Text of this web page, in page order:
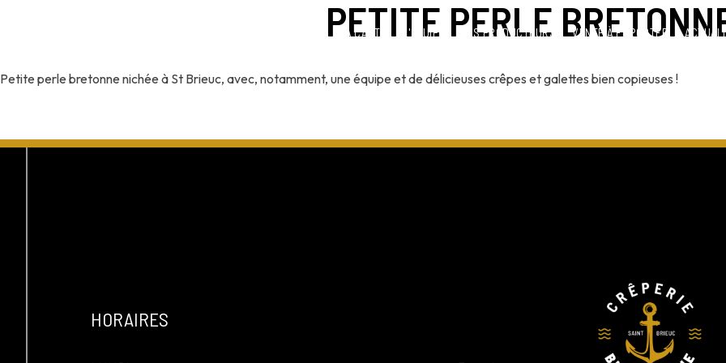
LA CARTE L'ÉQUIPE LES PRODUCTEURS VENTE À EMPORTER
PETITE PERLE
Petite perle bretonne nichée à St Brieuc, avec, notamment, une équipe et de délicieuses crêpes et galettes bien copieuses !
HORAIRES